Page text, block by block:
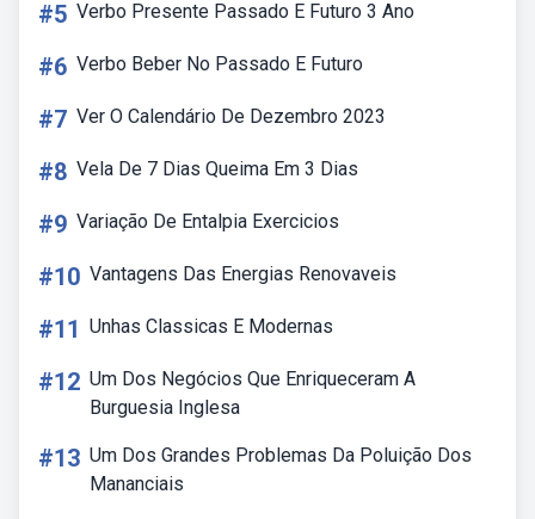
#5 Verbo Presente Passado E Futuro 3 Ano
#6 Verbo Beber No Passado E Futuro
#7 Ver O Calendário De Dezembro 2023
#8 Vela De 7 Dias Queima Em 3 Dias
#9 Variação De Entalpia Exercicios
#10 Vantagens Das Energias Renovaveis
#11 Unhas Classicas E Modernas
#12 Um Dos Negócios Que Enriqueceram A
Burguesia Inglesa
#13 Um Dos Grandes Problemas Da Poluição Dos
Mananciais